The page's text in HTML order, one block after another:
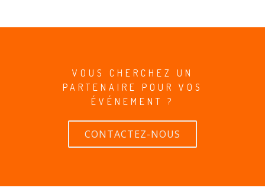
VOUS CHERCHEZ UN
PARTENAIRE POUR VOS
ÉVÉNEMENT ?
CONTACTEZ-NOUS